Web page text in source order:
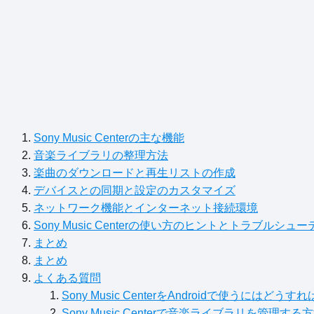
Sony Music Centerの主な機能
音楽ライブラリの整理方法
楽曲のダウンロードと再生リストの作成
デバイスとの同期と設定のカスタマイズ
ネットワーク機能とインターネット接続環境
Sony Music Centerの使い方のヒントとトラブルシュー
まとめ
まとめ
よくある質問
Sony Music CenterをAndroidで使うにはどうすれ